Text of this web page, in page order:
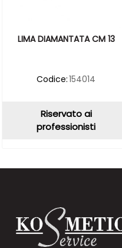
LIMA DIAMANTATA CM 13
Codice:154014
Riservato ai
professionisti